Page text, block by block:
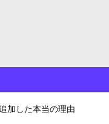
加した本当の理由